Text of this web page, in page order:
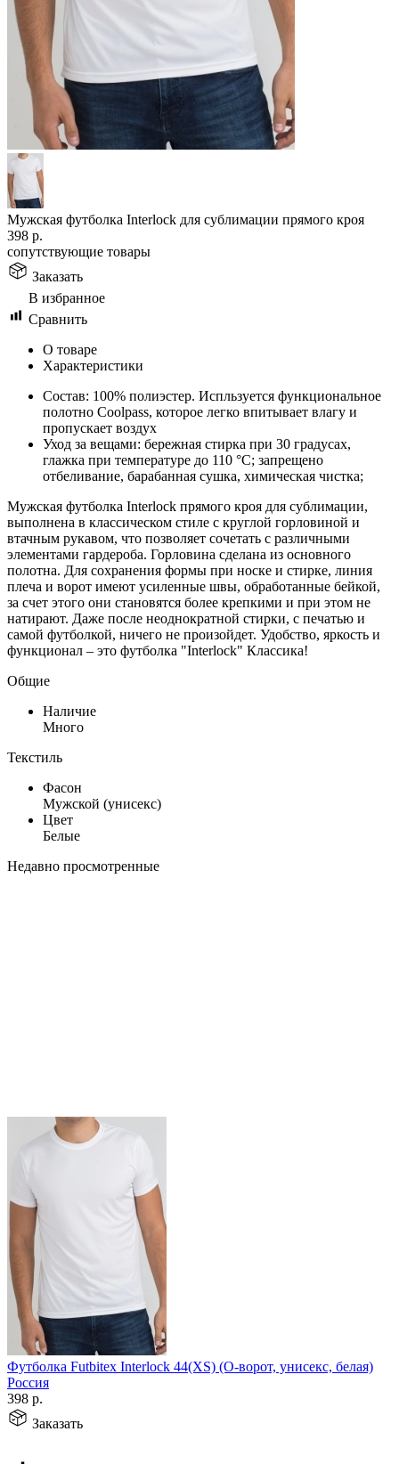
Мужская футболка Interlock для сублимации прямого кроя
398 р.
сопутствующие товары
Заказать
В избранное
Сравнить
О товаре
Характеристики
Состав: 100% полиэстер. Испльзуется функциональное
полотно Coolpass, которое легко впитывает влагу и
пропускает воздух
Уход за вещами: бережная стирка при 30 градусах,
глажка при температуре до 110 °C; запрещено
отбеливание, барабанная сушка, химическая чистка;
Мужская футболка Interlock прямого кроя для сублимации,
выполнена в классическом стиле с круглой горловиной и
втачным рукавом, что позволяет сочетать с различными
элементами гардероба. Горловина сделана из основного
полотна. Для сохранения формы при носке и стирке, линия
плеча и ворот имеют усиленные швы, обработанные бейкой,
за счет этого они становятся более крепкими и при этом не
натирают. Даже после неоднократной стирки, с печатью и
самой футболкой, ничего не произойдет. Удобство, яркость и
функционал – это футболка "Interlock" Классика!
Общие
Наличие
Много
Текстиль
Фасон
Мужской (унисекс)
Цвет
Белые
Недавно просмотренные
Футболка Futbitex Interlock 44(XS) (О-ворот, унисекс, белая)
Россия
398 р.
Заказать